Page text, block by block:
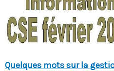
Quelques mots sur la